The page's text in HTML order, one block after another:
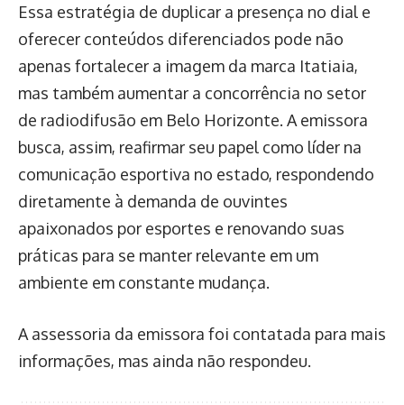
Essa estratégia de duplicar a presença no dial e
oferecer conteúdos diferenciados pode não
apenas fortalecer a imagem da marca Itatiaia,
mas também aumentar a concorrência no setor
de radiodifusão em Belo Horizonte. A emissora
busca, assim, reafirmar seu papel como líder na
comunicação esportiva no estado, respondendo
diretamente à demanda de ouvintes
apaixonados por esportes e renovando suas
práticas para se manter relevante em um
ambiente em constante mudança.
A assessoria da emissora foi contatada para mais
informações, mas ainda não respondeu.